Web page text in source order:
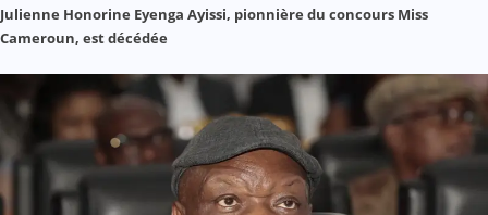
Julienne Honorine Eyenga Ayissi, pionnière du concours Miss
Cameroun, est décédée